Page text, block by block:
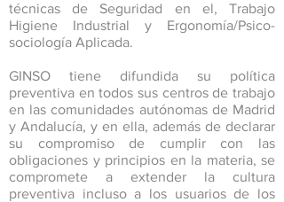
técnicas de Seguridad en el, Trabajo
Higiene Industrial y Ergonomía/Psico-
sociología Aplicada.
GINSO tiene difundida su política
preventiva en todos sus centros de trabajo
en las comunidades autónomas de Madrid
y Andalucía, y en ella, además de declarar
su compromiso de cumplir con las
obligaciones y principios en la materia, se
compromete a extender la cultura
preventiva incluso a los usuarios de los